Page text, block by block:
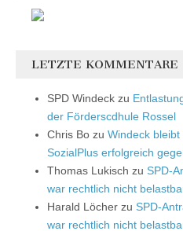
LETZTE KOMMENTARE
SPD Windeck zu
der Förderscdhule Rossel
Chris Bo zu Windeck
SozialPlus erfolgreich
Thomas Lukisch zu SPD-
war rechtlich nicht
Harald Löcher zu SPD-
war rechtlich nicht